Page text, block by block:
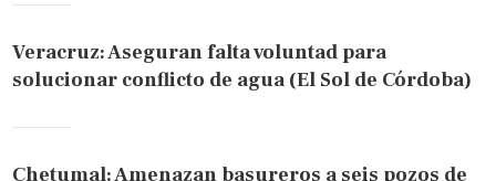
Veracruz: Aseguran falta voluntad para
solucionar conflicto de agua (El Sol de Córdoba)
Chetumal: Amenazan basureros a seis pozos de